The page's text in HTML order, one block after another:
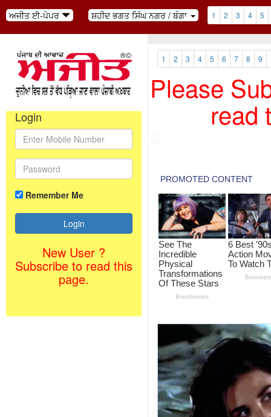
ਅਜੀਤ ਈ-ਪੇਪਰ ਸ਼ਹੀਦ ਭਗਤ ਸਿੰਘ ਨਗਰ / ਬੰਗਾ 1 2 3 4 5
Login
Remember Me
New User ?
Subscribe to read this
page.
1 2 3 4 5 6 7 8 9
Please
read